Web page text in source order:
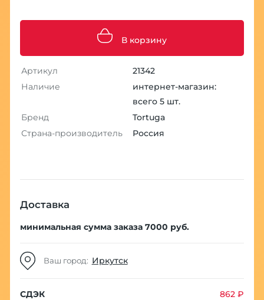
В корзину
Артикул
21342
Наличие
интернет-магазин:
всего 5 шт.
Бренд
Tortuga
Страна-производитель
Россия
Доставка
минимальная сумма заказа 7000 руб.
Ваш город: Иркутск
СДЭК
862 ₽